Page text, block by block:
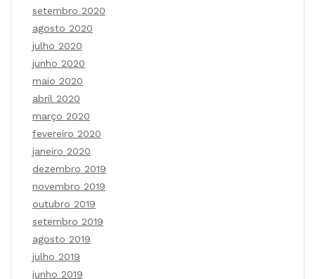
setembro 2020
agosto 2020
julho 2020
junho 2020
maio 2020
abril 2020
março 2020
fevereiro 2020
janeiro 2020
dezembro 2019
novembro 2019
outubro 2019
setembro 2019
agosto 2019
julho 2019
junho 2019